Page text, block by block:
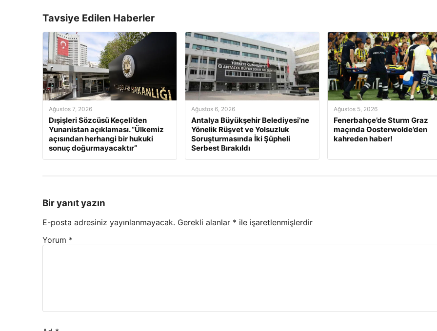
Tavsiye Edilen Haberler
Ağustos 7, 2026
Dışişleri Sözcüsü Keçeli’den
Yunanistan açıklaması. “Ülkemiz
açısından herhangi bir hukuki
sonuç doğurmayacaktır”
Ağustos 6, 2026
Antalya Büyükşehir Belediyesi’ne
Yönelik Rüşvet ve Yolsuzluk
Soruşturmasında İki Şüpheli
Serbest Bırakıldı
Ağustos 5, 2026
Fenerbahçe’de Sturm Graz
maçında Oosterwolde’den
kahreden haber!
Bir yanıt yazın
E-posta adresiniz yayınlanmayacak. Gerekli alanlar * ile işaretlenmişlerdir
Yorum *